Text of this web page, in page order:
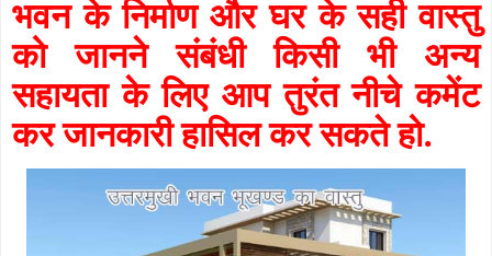
भवन के निर्माण और घर के सही वास्तु
को जानने संबंधी किसी भी अन्य
सहायता के लिए आप तुरंत नीचे कमेंट
कर जानकारी हासिल कर सकते हो.